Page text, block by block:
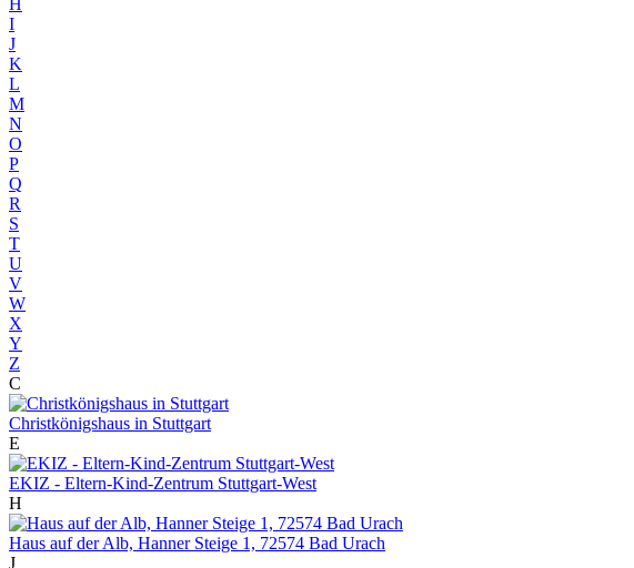
I
J
K
L
M
N
O
P
Q
R
S
T
U
V
W
X
Y
Z
C
Christkönigshaus in Stuttgart
E
EKIZ - Eltern-Kind-Zentrum Stuttgart-West
H
Haus auf der Alb, Hanner Steige 1, 72574 Bad Urach
J